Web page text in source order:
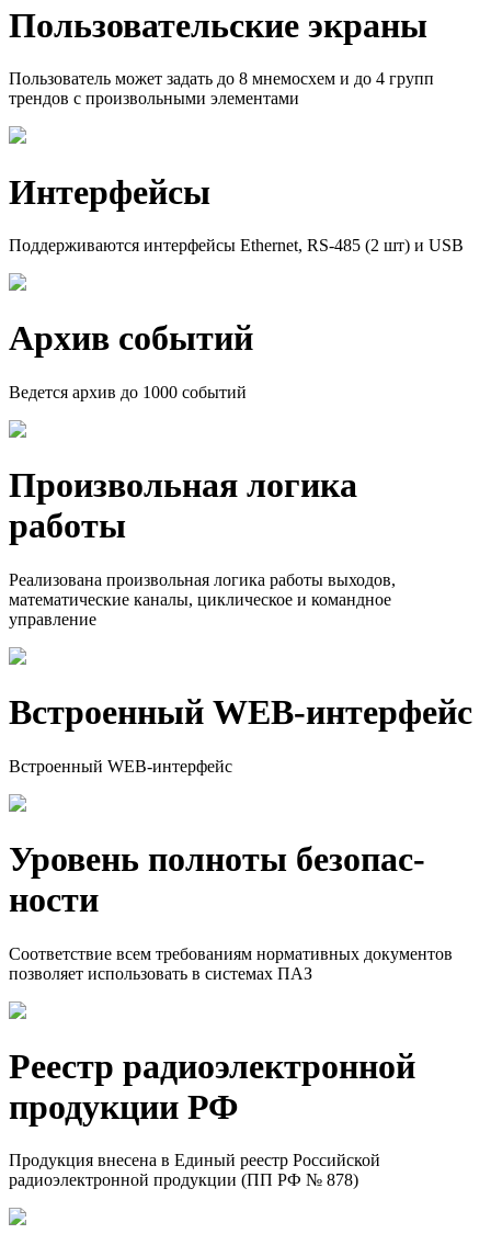
Пользова­тель­­ские экраны
Пользователь может задать до 8 мнемосхем и до 4 групп
трендов с произвольными элементами
Интерфейсы
Поддерживаются интерфейсы Ethernet, RS-485 (2 шт) и USB
Архив событий
Ведется архив до 1000 событий
Произволь­ная логика
работы
Реализована произвольная логика работы выходов,
математические каналы, циклическое и командное
управление
Встроенный WEB-интерфейс
Встроенный WEB-интерфейс
Уровень полноты безопас­
ности
Соответствие всем требованиям нормативных документов
позволяет использовать в системах ПАЗ
Реестр радио­электрон­ной
продукции РФ
Продукция внесена в Единый реестр Российской
радиоэлектронной продукции (ПП РФ № 878)